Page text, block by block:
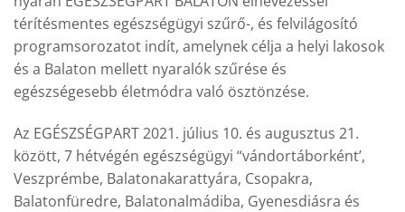
térítésmentes egészségügyi szűrő-, és felvilágosító
programsorozatot indít, amelynek célja a helyi lakosok
és a Balaton mellett nyaralók szűrése és
egészségesebb életmódra való ösztönzése.
Az EGÉSZSÉGPART 2021. július 10. és augusztus 21.
között, 7 hétvégén egészségügyi “vándortáborként’,
Veszprémbe, Balatonakarattyára, Csopakra,
Balatonfüredre, Balatonalmádiba, Gyenesdiásra és